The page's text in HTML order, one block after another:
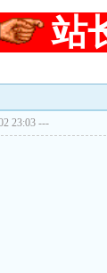
站
23:03 ---